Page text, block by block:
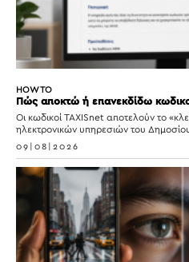
HOW TO
Πώς αποκτώ ή επανεκδίδω
Οι κωδικοί TAXISnet αποτελούν το
ηλεκτρονικών υπηρεσιών του
09|08|2026